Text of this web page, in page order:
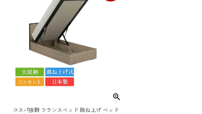
コスパ抜群 フランスベッド 跳ね上げ ベッド